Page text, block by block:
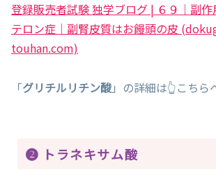
登録販売者試験 独学ブログ | ６９｜副
テロン症｜副腎皮質はお饅頭の皮
touhan.com)
「グリチルリチン酸」の詳細は👆こちら
❷ トラネキサム酸